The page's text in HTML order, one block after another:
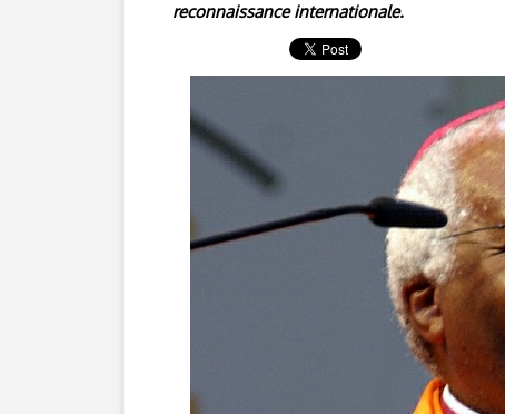
reconnaissance internationale.